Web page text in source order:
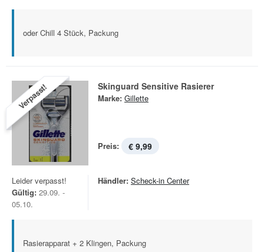
oder Chill 4 Stück, Packung
Verpasst! Skinguard Sensitive Rasierer
Marke: Gillette
Preis: € 9,99
Leider verpasst!
Gültig: 29.09. -
05.10.
Händler: Scheck-in Center
Rasierapparat + 2 Klingen, Packung